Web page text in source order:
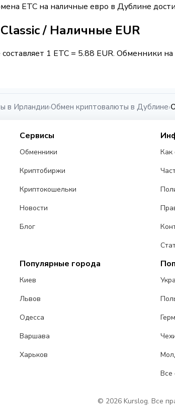
ETC на наличные евро в Дублине
/ Наличные EUR
1 ETC = 5.88 EUR. Обменники
в Ирландии›Обмен криптовалюты в Дублине›
Сервисы
Обменники
Криптобиржи
Криптокошельки
Новости
Блог
Как
Популярные города
Киев
Львов
Одесса
Варшава
Харьков
Все
© 2026 Kurslog. Все